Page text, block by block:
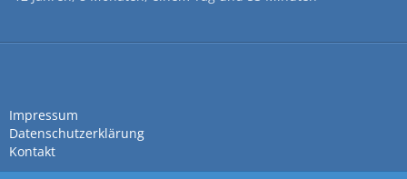
Impressum
Datenschutzerklärung
Kontakt